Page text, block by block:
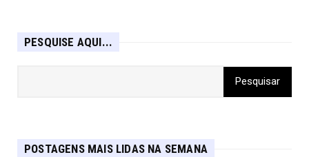
PESQUISE AQUI...
POSTAGENS MAIS LIDAS NA SEMANA